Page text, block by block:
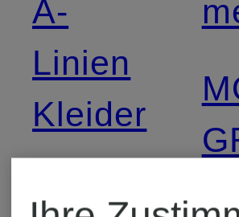
A-
Linien
Kleider
CINZIA